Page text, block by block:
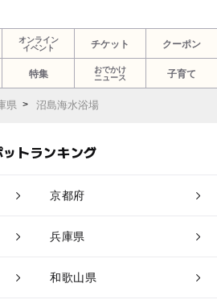
オンライン
イベント
チケット クーポン
特集
おでかけ
ニュース
子育て
県 沼島海水浴場
トランキング
京都府
兵庫県
和歌山県